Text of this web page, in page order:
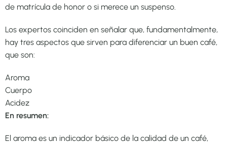
de matrícula de honor o si merece un suspenso.
Los expertos coinciden en señalar que, fundamentalmente,
hay tres aspectos que sirven para diferenciar un buen café,
que son:
Aroma
Cuerpo
Acidez
En resumen:
El aroma es un indicador básico de la calidad de un café,